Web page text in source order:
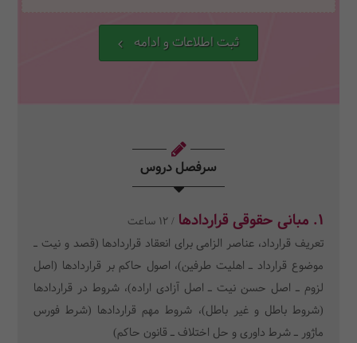
ثبت اطلاعات و ادامه
سرفصل دروس
1. مبانی حقوقی قراردادها / 12 ساعت
تعریف قرارداد، عناصر الزامی برای انعقاد قراردادها (قصد و نیت ـ
موضوع قرارداد ـ اهلیت طرفین)، اصول حاکم بر قراردادها (اصل
لزوم ـ اصل حسن نیت ـ اصل آزادی اراده)، شروط در قراردادها
(شروط باطل و غیر باطل)، شروط مهم قراردادها (شرط فورس
ماژور ـ شرط داوری و حل اختلاف ـ قانون حاکم)